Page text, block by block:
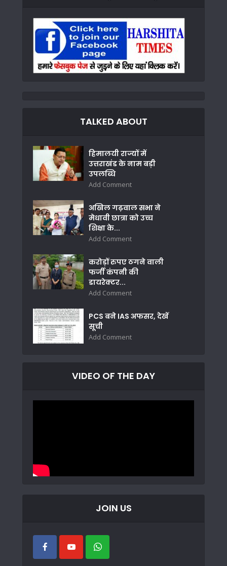
TALKED ABOUT
हिमालयी राज्यों में
उत्तराखंड के नाम बड़ी
उपलब्धि
Add Comment
अखिल गढ़वाल सभा ने
मेधावी छात्रा को उच्च
शिक्षा के...
Add Comment
करोड़ों रुपए ठगने वाली
फर्जी कंपनी की
डायरेक्टर...
Add Comment
PCS बने IAS अफसर, देखें
सूची
Add Comment
VIDEO OF THE DAY
JOIN US